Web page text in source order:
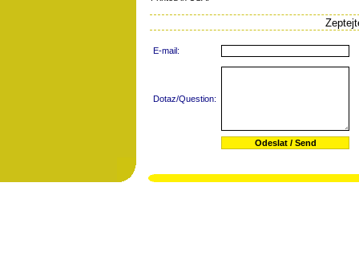
E-mail:
Dotaz/Question: